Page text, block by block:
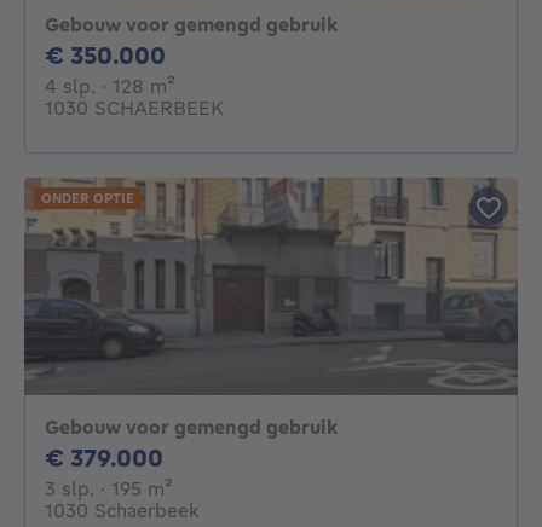
Gebouw voor gemengd gebruik
€ 350.000
4 slp. 4 slaapkamers
· 128 m²
1030 SCHAERBEEK
Gebouw voor gemengd gebruik
€ 379.000
3 slp. 3 slaapkamers
· 195 m²
1030 Schaerbeek
ONDER OPTIE